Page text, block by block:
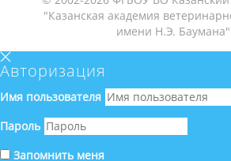
"Казанская академия
имени Н.Э. Баумана"
Авторизация
Имя пользователя
Пароль
Запомнить меня